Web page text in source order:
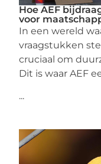
Hoe AEF
voor
In een wereld
vraagstukken
cruciaal om
Dit is waar AEF
...